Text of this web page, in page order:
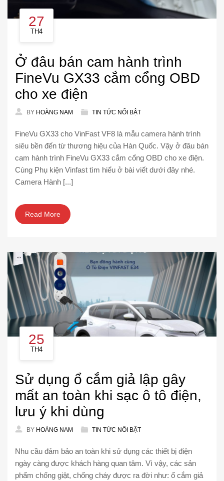
27
TH4
Ở đâu bán cam hành trình
FineVu GX33 cắm cổng OBD
cho xe điện
BY HOÀNG NAM TIN TỨC NỔI BẬT
FineVu GX33 cho VinFast VF8 là mẫu camera hành trình
siêu bền đến từ thương hiệu của Hàn Quốc. Vậy ở đâu bán
cam hành trình FineVu GX33 cắm cổng OBD cho xe điện.
Cùng Phụ kiện Vinfast tìm hiểu ở bài viết dưới đây nhé.
Camera Hành [...]
Read More
25
TH4
Sử dụng ổ cắm giả lập gây
mất an toàn khi sạc ô tô điện,
lưu ý khi dùng
BY HOÀNG NAM TIN TỨC NỔI BẬT
Nhu cầu đảm bảo an toàn khi sử dụng các thiết bị điện
ngày càng được khách hàng quan tâm. Vì vậy, các sản
phẩm chống giật, chống cháy được ra đời như: ổ cắm giả